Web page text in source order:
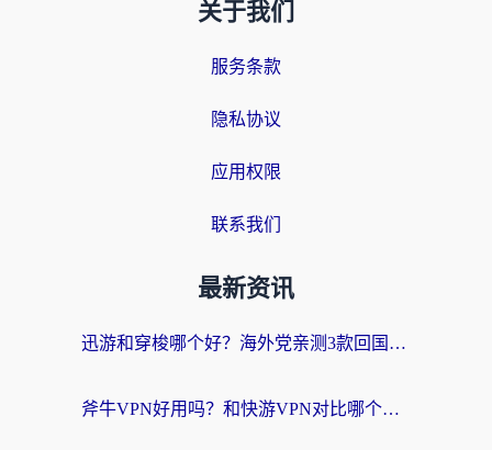
关于我们
服务条款
隐私协议
应用权限
联系我们
最新资讯
迅游和穿梭哪个好？海外党亲测3款回国加速器+手游加速对比，附避坑指南
斧牛VPN好用吗？和快游VPN对比哪个回国效果更好？马来西亚留学生亲测分享